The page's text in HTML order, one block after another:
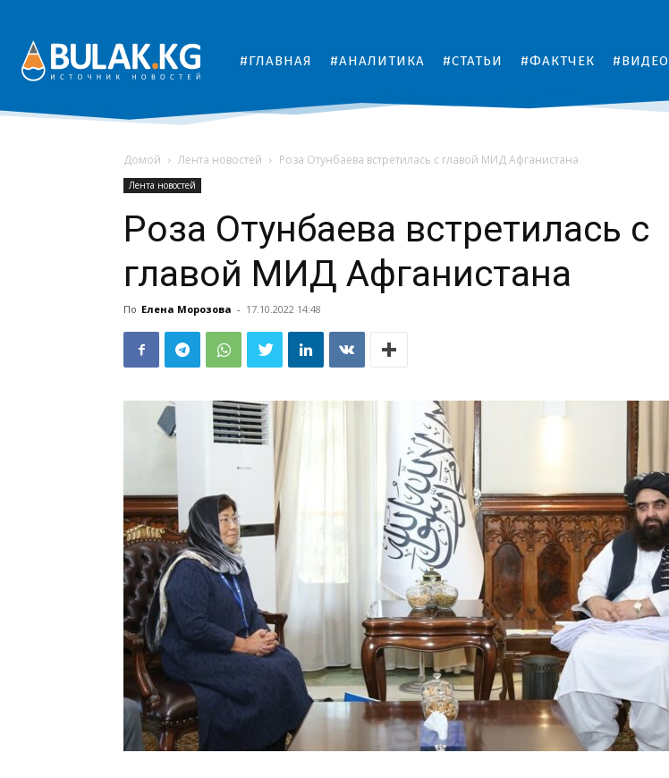
#ГЛАВНАЯ #АНАЛИТИКА #СТАТЬИ #ФАКТЧЕК #ВИДЕО
Домой Лента новостей Роза Отунбаева встретилась с главой МИД Афганистана
Лента новостей
Роза Отунбаева встретилась с
главой МИД Афганистана
По Елена Морозова - 17.10.2022 14:48